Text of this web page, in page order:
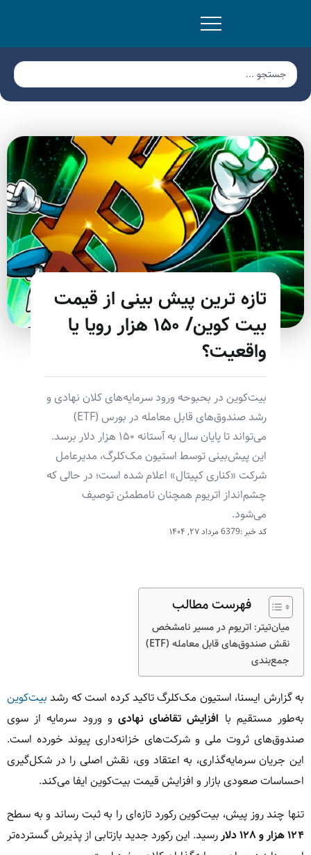
تازه ترین پیش بینی از قیمت
بیت کوین/ ۱۵۰ هزار رویا یا
واقعیت؟
بیت‌کوین در بحبوحه ورود سرمایه‌های کلان نهادی و
رشد صندوق‌های قابل معامله در بورس (ETF)
می‌تواند تا پایان سال به آستانه ۱۵۰ هزار دلار برسد.
این پیش‌بینی توسط استیون مک‌کلرگ، مدیرعامل
شرکت «کناری کپیتال» اعلام شده است؛ در حالی که
چشم‌انداز اتریوم همچنان نامطمئن توصیف
می‌شود.
کد خبر :6379 مرداد ۲۷, ۱۴۰۴
فهرست مطالب
میان‌تیتر: اتریوم در مسیر نامشخص
نقش صندوق‌های قابل معامله (ETF)
جمع‌بندی
به گزارش ایسنا، استیون مک‌کلرگ تاکید کرده است که رشد بیت‌کوین
به‌طور مستقیم با افزایش تقاضای نهادی و ورود سرمایه از سوی
صندوق‌های ثروت ملی و شرکت‌های خزانه‌داری پیوند خورده است.
این جریان سرمایه‌گذاری، به اعتقاد وی، نقش اصلی را در شکل‌گیری
احساسات صعودی بازار و افزایش قیمت بیت‌کوین ایفا می‌کند.
تنها چند روز پیش، بیت‌کوین رکورد تازه‌ای را به ثبت رساند و به سطح
۱۲۴ هزار و ۱۲۸ دلار
رسید. این رکورد جدید بازتابی از پذیرش گسترده‌تر